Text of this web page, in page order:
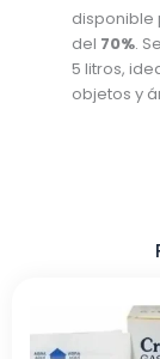
disponible
del 70%.
5 litros,
objetos y